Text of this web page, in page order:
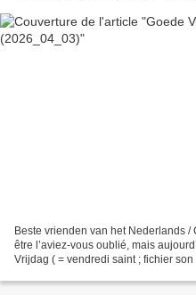
Beste vrienden van het Nederlands
être l’aviez-vous oublié, mais
Vrijdag ( = vendredi saint ; fichier son
Goede_Vrijdag.ogg...